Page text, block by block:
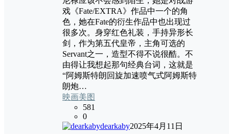
戏《Fate/EXTRA》作品中一个的角
色，她在Fate的衍生作品中也出现过
很多次。身穿红色礼装，手持异形长
剑，作为第五代皇帝，主角可选的
Servant之一，造型不得不说很酷。不
由得让我想起那句经典台词，这就是
“阿姆斯特朗回旋加速喷气式阿姆斯特
朗炮…
映画美图
581
0
dearkaby2025年4月11日